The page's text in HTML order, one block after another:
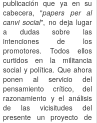
publicación que ya en su
cabecera, "papers per al
canvi social", no deja lugar
a dudas sobre las
intenciones de los
promotores. Todos ellos
curtidos en la militancia
social y política. Que ahora
ponen al servicio del
pensamiento crítico, del
razonamiento y el análisis
de las vicisitudes del
presente un proyecto de